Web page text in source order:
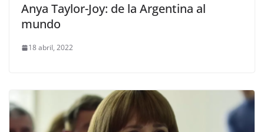
Anya Taylor-Joy: de la Argentina al
mundo
18 abril, 2022